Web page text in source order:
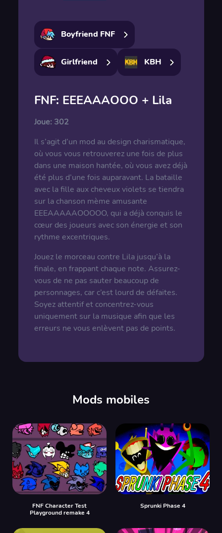
Boyfriend FNF
Girlfriend KBH
FNF: EEEAAAOOO + Lila
Joue: 302
Il s’agit d’un mod au design charismatique,
où vous vous retrouverez une fois de plus
dans une maison hantée, où vous avez déjà
été plus d’une fois auparavant. La bataille
avec la fille aux cheveux violets se tiendra
sur la chanson mème amusante
EEEAAAAAOOOOO, qui a déjà conquis le
cœur des joueurs avec son énergie et son
rythme excentriques.
Jouez le morceau contre Lila jusqu’à la
finale, en frappant chaque note. Assurez-
vous de ne pas sauter beaucoup de
personnages, car c’est lourd de défaites.
Soyez attentif et concentrez-vous
uniquement sur la musique afin que les
erreurs ne vous enlèvent pas de points.
Mods mobiles
FNF Character Test
Playground remake 4
Sprunki Phase 4